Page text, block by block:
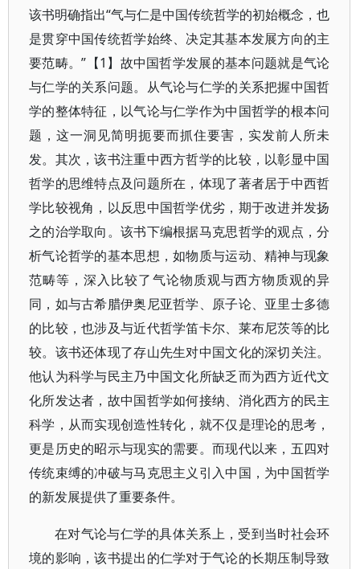
该书明确指出“气与仁是中国传统哲学的初始概念，也
是贯穿中国传统哲学始终、决定其基本发展方向的主
要范畴。”【1】故中国哲学发展的基本问题就是气论
与仁学的关系问题。从气论与仁学的关系把握中国哲
学的整体特征，以气论与仁学作为中国哲学的根本问
题，这一洞见简明扼要而抓住要害，实发前人所未
发。其次，该书注重中西方哲学的比较，以彰显中国
哲学的思维特点及问题所在，体现了著者居于中西哲
学比较视角，以反思中国哲学优劣，期于改进并发扬
之的治学取向。该书下编根据马克思哲学的观点，分
析气论哲学的基本思想，如物质与运动、精神与现象
范畴等，深入比较了气论物质观与西方物质观的异
同，如与古希腊伊奥尼亚哲学、原子论、亚里士多德
的比较，也涉及与近代哲学笛卡尔、莱布尼茨等的比
较。该书还体现了存山先生对中国文化的深切关注。
他认为科学与民主乃中国文化所缺乏而为西方近代文
化所发达者，故中国哲学如何接纳、消化西方的民主
科学，从而实现创造性转化，就不仅是理论的思考，
更是历史的昭示与现实的需要。而现代以来，五四对
传统束缚的冲破与马克思主义引入中国，为中国哲学
的新发展提供了重要条件。
在对气论与仁学的具体关系上，受到当时社会环
境的影响，该书提出的仁学对于气论的长期压制导致